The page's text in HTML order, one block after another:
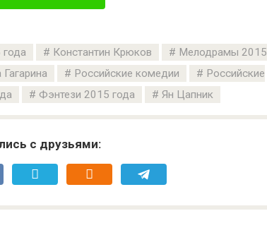
Константин Крюков
Мелодрамы 2015
Российские комедии
Российские
Фэнтези 2015 года Ян Цапник
с друзьями: